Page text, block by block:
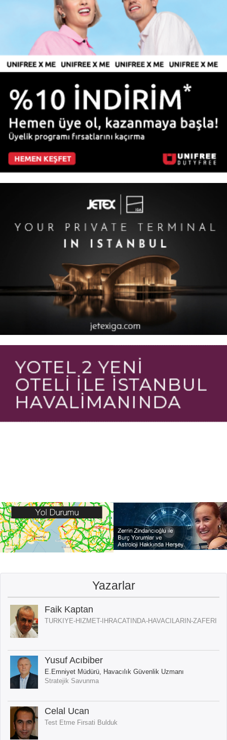
Yazarlar
Faik Kaptan
TURKIYE-HIZMET-IHRACATINDA-HAVACILARIN-ZAFERI
Yusuf Acıbiber
E.Emniyet Müdürü, Havacılık Güvenlik Uzmanı
Stratejik Savunma
Celal Ucan
Test Etme Firsati Bulduk